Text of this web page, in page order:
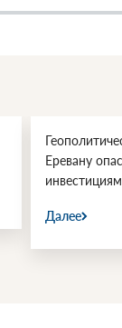
Еревану
Далее